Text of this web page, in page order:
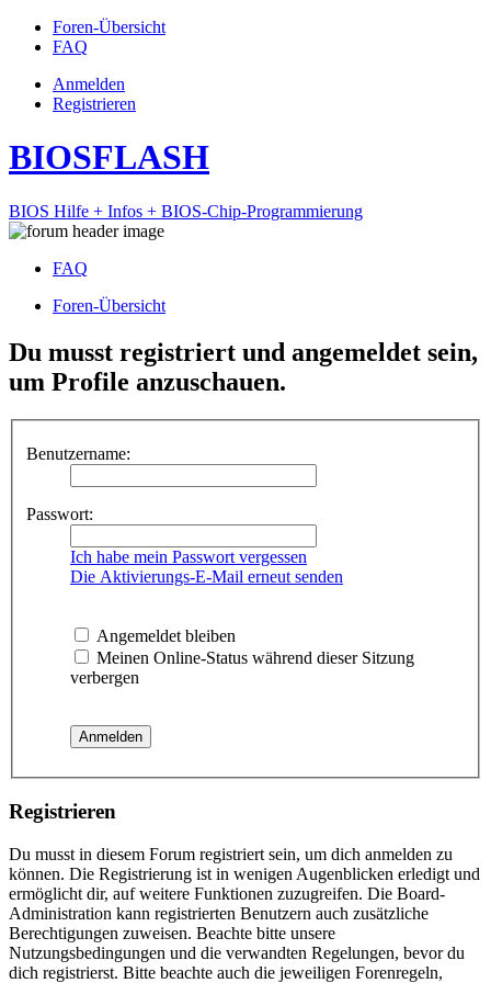
Foren-Übersicht
FAQ
Anmelden
Registrieren
BIOSFLASH
BIOS Hilfe + Infos + BIOS-Chip-Programmierung
FAQ
Foren-Übersicht
Du musst registriert und angemeldet sein,
um Profile anzuschauen.
Benutzername:
Passwort:
Ich habe mein Passwort vergessen
Die Aktivierungs-E-Mail erneut senden
Angemeldet bleiben
Meinen Online-Status während dieser Sitzung
verbergen
Registrieren
Du musst in diesem Forum registriert sein, um dich anmelden zu
können. Die Registrierung ist in wenigen Augenblicken erledigt und
ermöglicht dir, auf weitere Funktionen zuzugreifen. Die Board-
Administration kann registrierten Benutzern auch zusätzliche
Berechtigungen zuweisen. Beachte bitte unsere
Nutzungsbedingungen und die verwandten Regelungen, bevor du
dich registrierst. Bitte beachte auch die jeweiligen Forenregeln,